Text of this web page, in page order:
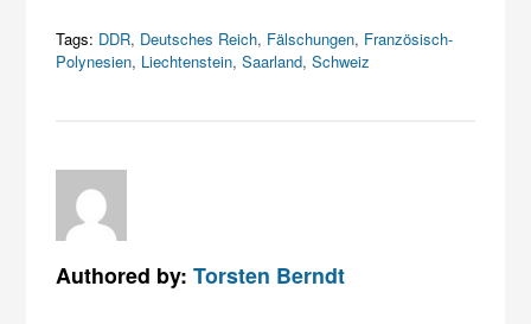
Tags: DDR, Deutsches Reich, Fälschungen, Französisch-
Polynesien, Liechtenstein,Saarland,Schweiz
Authored by:Torsten Berndt